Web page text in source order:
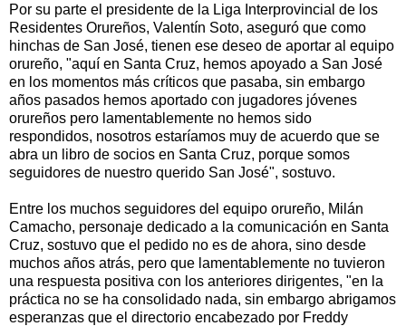
Por su parte el presidente de la Liga Interprovincial de los
Residentes Orureños, Valentín Soto, aseguró que como
hinchas de San José, tienen ese deseo de aportar al equipo
orureño, "aquí en Santa Cruz, hemos apoyado a San José
en los momentos más críticos que pasaba, sin embargo
años pasados hemos aportado con jugadores jóvenes
orureños pero lamentablemente no hemos sido
respondidos, nosotros estaríamos muy de acuerdo que se
abra un libro de socios en Santa Cruz, porque somos
seguidores de nuestro querido San José", sostuvo.
Entre los muchos seguidores del equipo orureño, Milán
Camacho, personaje dedicado a la comunicación en Santa
Cruz, sostuvo que el pedido no es de ahora, sino desde
muchos años atrás, pero que lamentablemente no tuvieron
una respuesta positiva con los anteriores dirigentes, "en la
práctica no se ha consolidado nada, sin embargo abrigamos
esperanzas que el directorio encabezado por Freddy